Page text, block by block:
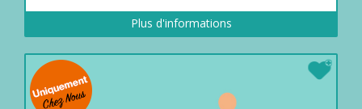
Plus d'informations